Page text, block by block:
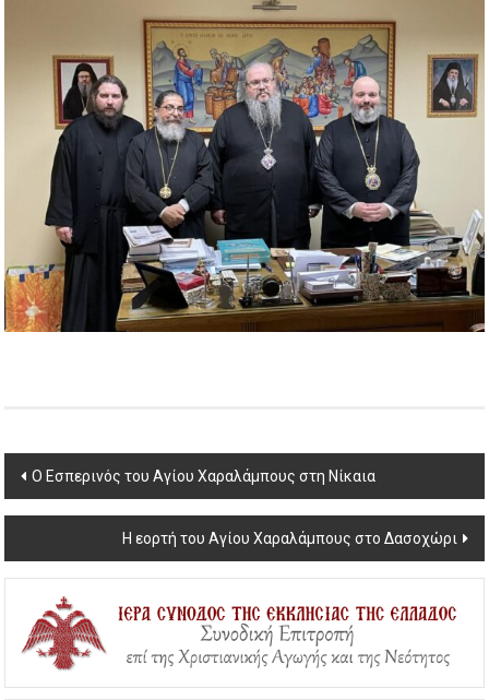
Post
navigation
Ο Εσπερινός του Αγίου Χαραλάμπους στη Νίκαια
Η εορτή του Αγίου Χαραλάμπους στο Δασοχώρι